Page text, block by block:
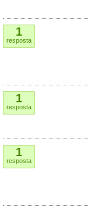
1
resposta
1
resposta
1
resposta